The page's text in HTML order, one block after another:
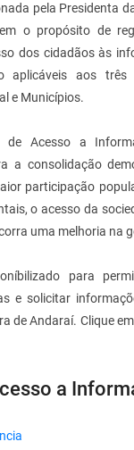
pela Presidenta
o propósito de
dos cidadãos às
aplicáveis aos três
e Municípios.
Acesso a
a consolidação
participação
o acesso da
uma melhoria na
para
e solicitar
de Andaraí. Clique
a